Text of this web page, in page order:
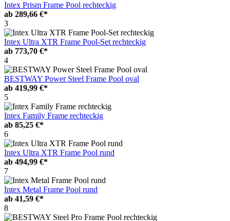
Intex Prism Frame Pool rechteckig
ab 289,66 €*
3
Intex Ultra XTR Frame Pool-Set rechteckig
ab 773,70 €*
4
BESTWAY Power Steel Frame Pool oval
ab 419,99 €*
5
Intex Family Frame rechteckig
ab 85,25 €*
6
Intex Ultra XTR Frame Pool rund
ab 494,99 €*
7
Intex Metal Frame Pool rund
ab 41,59 €*
8